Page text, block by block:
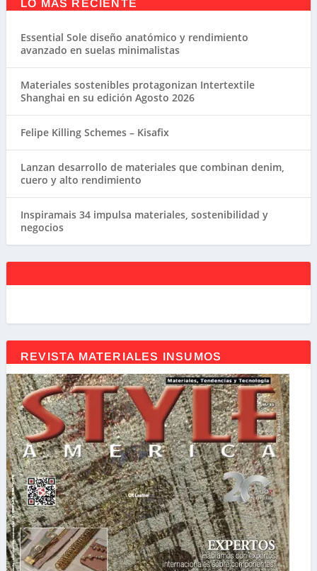
LO MÁS RECIENTE
Essential Sole diseño anatómico y rendimiento
avanzado en suelas minimalistas
Materiales sostenibles protagonizan Intertextile
Shanghai en su edición Agosto 2026
Felipe Killing Schemes – Kisafix
Lanzan desarrollo de materiales que combinan denim,
cuero y alto rendimiento
Inspiramais 34 impulsa materiales, sostenibilidad y
negocios
REVISTA MATERIALES INSUMOS